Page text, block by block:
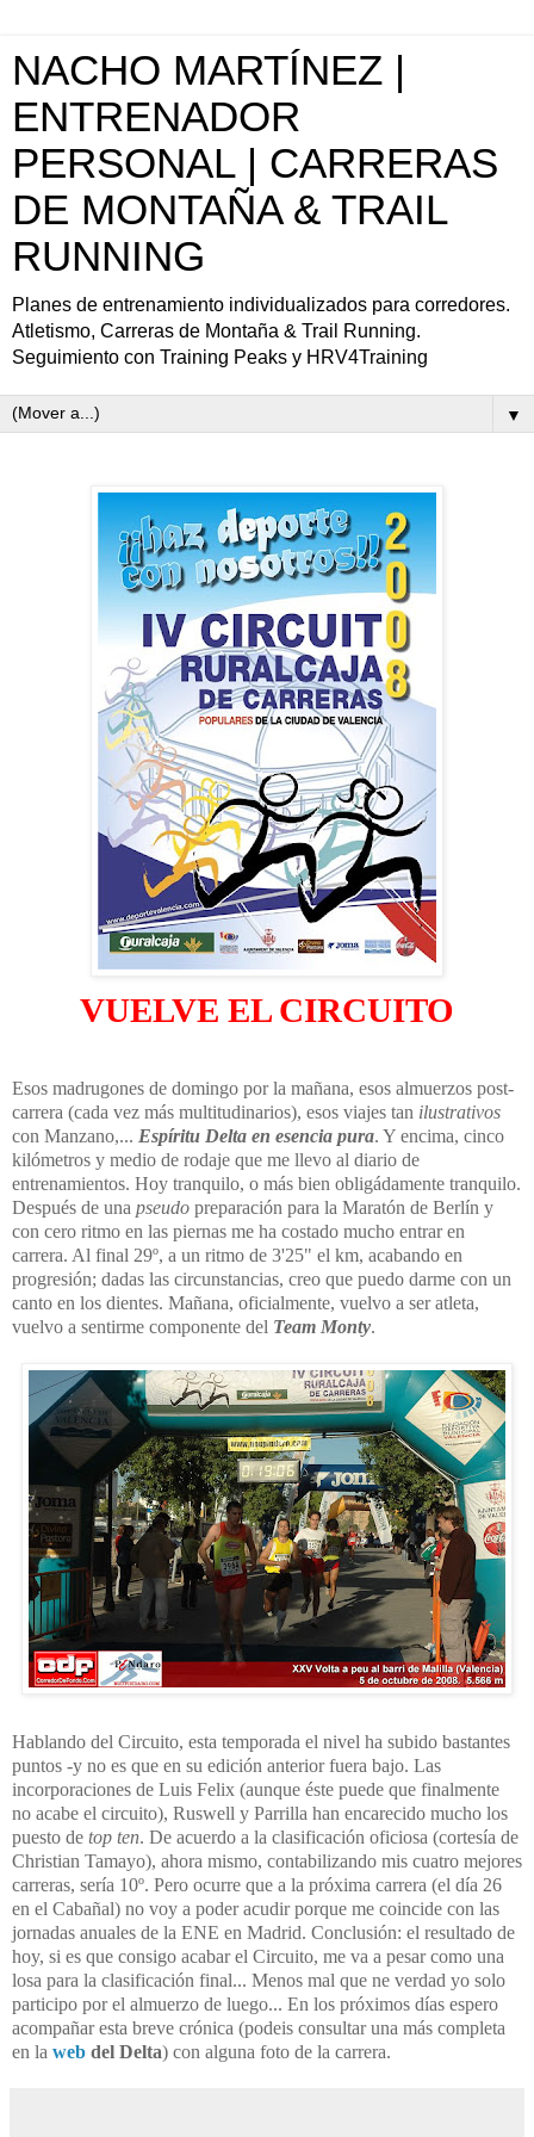
NACHO MARTÍNEZ |
ENTRENADOR
PERSONAL | CARRERAS
DE MONTAÑA & TRAIL
RUNNING
Planes de entrenamiento individualizados para corredores.
Atletismo, Carreras de Montaña & Trail Running.
Seguimiento con Training Peaks y HRV4Training
▼
VUELVE EL CIRCUITO
Esos madrugones de domingo por la mañana, esos almuerzos post-
carrera (cada vez más multitudinarios), esos viajes tan ilustrativos
con Manzano,... Espíritu Delta en esencia pura. Y encima, cinco
kilómetros y medio de rodaje que me llevo al diario de
entrenamientos. Hoy tranquilo, o más bien obligádamente tranquilo.
Después de una pseudo preparación para la Maratón de Berlín y
con cero ritmo en las piernas me ha costado mucho entrar en
carrera. Al final 29º, a un ritmo de 3'25" el km, acabando en
progresión; dadas las circunstancias, creo que puedo darme con un
canto en los dientes. Mañana, oficialmente, vuelvo a ser atleta,
vuelvo a sentirme componente del Team Monty.
Hablando del Circuito, esta temporada el nivel ha subido bastantes
puntos -y no es que en su edición anterior fuera bajo. Las
incorporaciones de Luis Felix (aunque éste puede que finalmente
no acabe el circuito), Ruswell y Parrilla han encarecido mucho los
puesto de top ten. De acuerdo a la clasificación oficiosa (cortesía de
Christian Tamayo), ahora mismo, contabilizando mis cuatro mejores
carreras, sería 10º. Pero ocurre que a la próxima carrera (el día 26
en el Cabañal) no voy a poder acudir porque me coincide con las
jornadas anuales de la ENE en Madrid. Conclusión: el resultado de
hoy, si es que consigo acabar el Circuito, me va a pesar como una
losa para la clasificación final... Menos mal que ne verdad yo solo
participo por el almuerzo de luego... En los próximos días espero
acompañar esta breve crónica (podeis consultar una más completa
en la web del Delta) con alguna foto de la carrera.